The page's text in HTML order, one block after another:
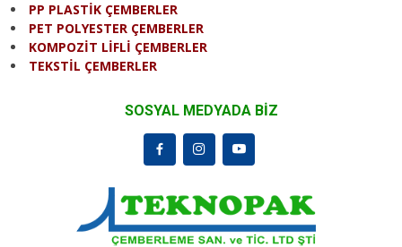
PP PLASTİK ÇEMBERLER
PET POLYESTER ÇEMBERLER
KOMPOZİT LİFLİ ÇEMBERLER
TEKSTİL ÇEMBERLER
SOSYAL MEDYADA BİZ